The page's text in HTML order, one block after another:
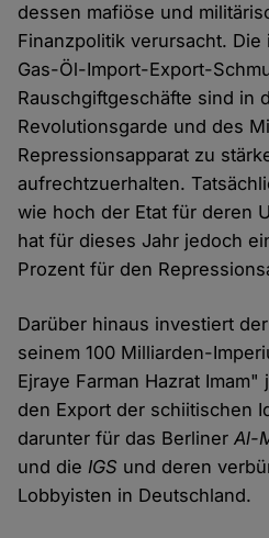
dessen mafiöse und
Finanzpolitik verursacht. Die
Gas-Öl-Import-Export-
Rauschgiftgeschäfte sind in
Revolutionsgarde und des
Repressionsapparat zu
aufrechtzuerhalten.
wie hoch der Etat für deren
hat für dieses Jahr jedoch
Prozent für den
Darüber hinaus investiert
seinem 100 Milliarden-
Ejraye Farman Hazrat
den Export der schiitischen
darunter für das BerlinerAl-
und dieIGS und deren
Lobbyisten in Deutschland.